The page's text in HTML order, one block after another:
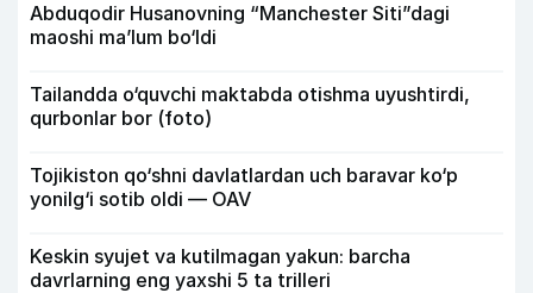
Abduqodir Husanovning “Manchester Siti”dagi
maoshi ma’lum bo‘ldi
Tailandda o‘quvchi maktabda otishma uyushtirdi,
qurbonlar bor (foto)
Tojikiston qo‘shni davlatlardan uch baravar ko‘p
yonilg‘i sotib oldi — OAV
Keskin syujet va kutilmagan yakun: barcha
davrlarning eng yaxshi 5 ta trilleri